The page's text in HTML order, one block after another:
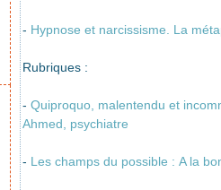
- Hypnose et narcissisme. La
Rubriques :
- Quiproquo, malentendu et
Ahmed, psychiatre
- Les champs du possible : A la